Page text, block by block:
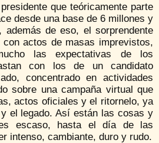
que teóricamente parte
desde una base de 6 millones y
además de eso, el sorprendente
actos de masas imprevistos,
las expectativas de los
con los de un candidato
concentrado en actividades
sobre una campaña virtual que
actos oficiales y el ritornelo, ya
el legado. Así están las cosas y
escaso, hasta el día de las
intenso, cambiante, duro y rudo.